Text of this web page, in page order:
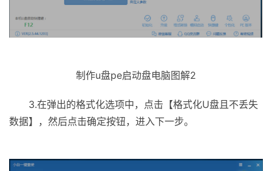
制作u盘pe启动盘电脑图解2
3.在弹出的格式化选项中，点击【格式化U盘且不丢失
数据】，然后点击确定按钮，进入下一步。